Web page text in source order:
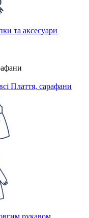
та аксесуари
Плаття, сарафани
рукавом